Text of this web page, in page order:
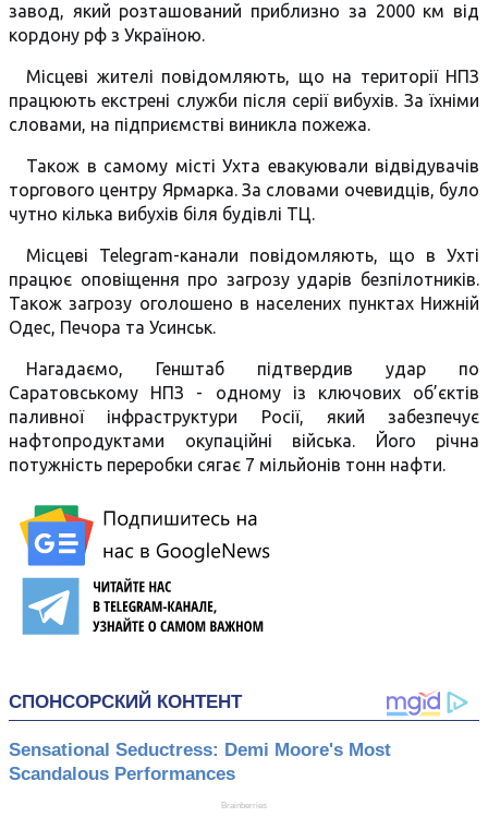
завод, який розташований приблизно за 2000 км від
кордону рф з Україною.
Місцеві жителі повідомляють, що на території НПЗ
працюють екстрені служби після серії вибухів. За їхніми
словами, на підприємстві виникла пожежа.
Також в самому місті Ухта евакуювали відвідувачів
торгового центру Ярмарка. За словами очевидців, було
чутно кілька вибухів біля будівлі ТЦ.
Місцеві Telegram-канали повідомляють, що в Ухті
працює оповіщення про загрозу ударів безпілотників.
Також загрозу оголошено в населених пунктах Нижній
Одес, Печора та Усинськ.
Нагадаємо, Генштаб підтвердив удар по
Саратовському НПЗ - одному із ключових об’єктів
паливної інфраструктури Росії, який забезпечує
нафтопродуктами окупаційні війська. Його річна
потужність переробки сягає 7 мільйонів тонн нафти.